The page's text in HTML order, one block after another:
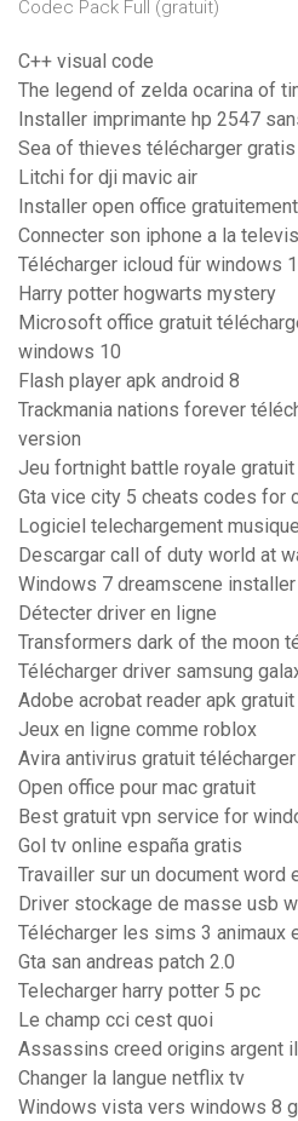
Codec Pack Full (gratuit)
C++ visual code
The legend of zelda ocarina of
Installer imprimante hp 2547
Sea of thieves télécharger gratis
Litchi for dji mavic air
Installer open office gratuitement
Connecter son iphone a la
Télécharger icloud für windows
Harry potter hogwarts mystery
Microsoft office gratuit
windows 10
Flash player apk android 8
Trackmania nations forever
version
Jeu fortnight battle royale gratuit
Gta vice city 5 cheats codes for
Logiciel telechargement
Descargar call of duty world at
Windows 7 dreamscene
Détecter driver en ligne
Transformers dark of the moon
Télécharger driver samsung
Adobe acrobat reader apk
Jeux en ligne comme roblox
Avira antivirus gratuit
Open office pour mac gratuit
Best gratuit vpn service for
Gol tv online españa gratis
Travailler sur un document word
Driver stockage de masse usb
Télécharger les sims 3 animaux
Gta san andreas patch 2.0
Telecharger harry potter 5 pc
Le champ cci cest quoi
Assassins creed origins argent
Changer la langue netflix tv
Windows vista vers windows 8